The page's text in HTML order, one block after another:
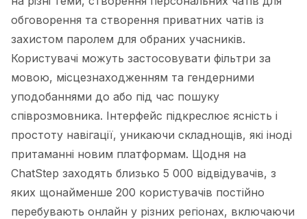
обговорення та створення приватних чатів із
захистом паролем для обраних учасників.
Користувачі можуть застосовувати фільтри за
мовою, місцезнаходженням та гендерними
уподобаннями до або під час пошуку
співрозмовника. Інтерфейс підкреслює ясність і
простоту навігації, уникаючи складнощів, які іноді
притаманні новим платформам. Щодня на
ChatStep заходять близько 5 000 відвідувачів, з
яких щонайменше 200 користувачів постійно
перебувають онлайн у різних регіонах, включаючи